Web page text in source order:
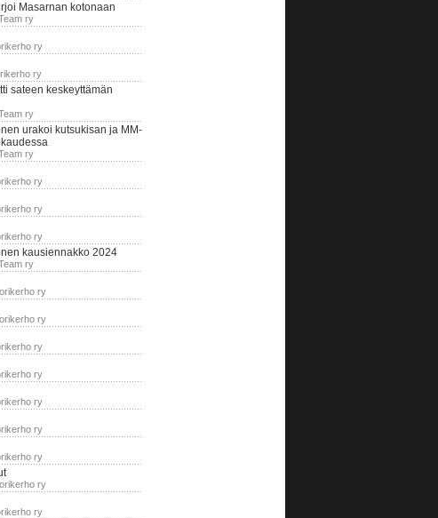
Masarnan kotonaan
ry
ry
ry
sateen keskeyttämän
ry
urakoi kutsukisan ja MM-
ry
ry
ry
ry
kausiennakko 2024
ry
ry
ry
ry
ry
ry
ry
ry
ry
ry